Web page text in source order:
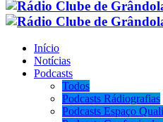
Início
Notícias
Podcasts
Todos
Podcasts Rádiografias
Podcasts Espaço